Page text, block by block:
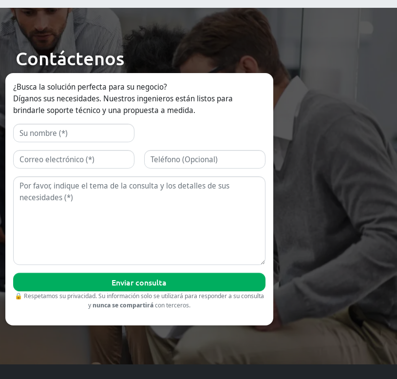
y
químicas de alta
industrias
farmacéutica, de
suplementos
nutricionales y de
funcionales.
Disponemos de
soluciones de
liberación inmediata,
prolongada.
Contáctenos
¿Busca la solución perfecta para su negocio?
Díganos sus necesidades. Nuestros ingenieros están listos para
brindarle soporte técnico y una propuesta a medida.
Nombre
Correo electrónico Teléfono
Consulta
🔒 Respetamos su privacidad. Su información solo se utilizará para responder a su consulta
y nunca se compartirácon terceros.